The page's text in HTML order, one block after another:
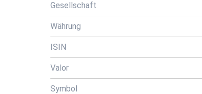
Gesellschaft
Währung
ISIN
Valor
Symbol